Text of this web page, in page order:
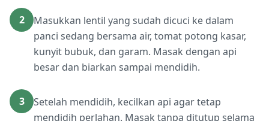
2
Masukkan lentil yang sudah dicuci ke dalam
panci sedang bersama air, tomat potong kasar,
kunyit bubuk, dan garam. Masak dengan api
besar dan biarkan sampai mendidih.
3
Setelah mendidih, kecilkan api agar tetap
mendidih perlahan. Masak tanpa ditutup selama